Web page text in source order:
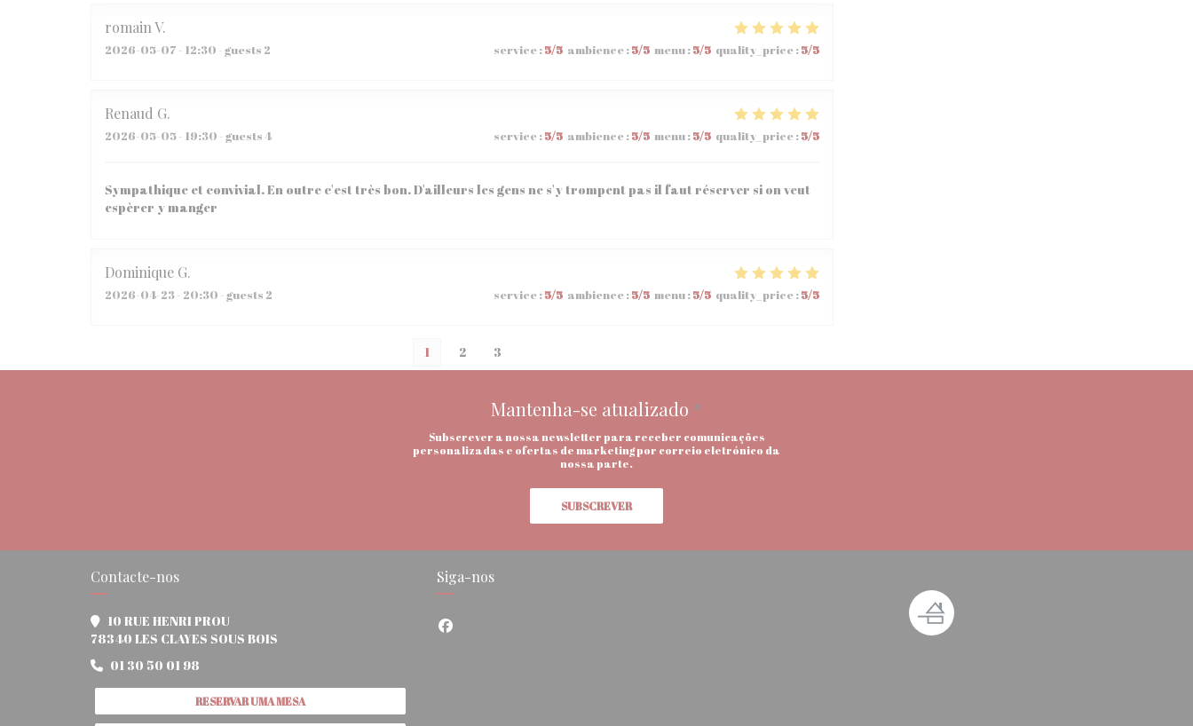
romainV
2026-05-07 - 12:30 - guests 2 service :5/5 ambience :5/5 menu:5/5 quality_price :5/5
Renaud G
2026-05-05- 19:30 - guests 4 service :5/5 ambience :5/5 menu:5/5 quality_price :5/5
Sympathique et convivial. En outre c'est très bon. D'ailleurs les gens ne s'y trompent pas il faut réserver si on veut
espèrer y manger
Dominique G
2026-04-23- 20:30 - guests 2 service :5/5 ambience :5/5 menu:5/5 quality_price :5/5
1 2 3
Mantenha-se atualizado *
Subscrever a nossa newsletter para receber comunicações
personalizadas e ofertas de marketing por correio eletrónico da
nossa parte.
SUBSCREVER
Contacte-nos
10 RUE HENRI PROU
78340 LES CLAYES SOUS BOIS
01 30 50 01 98
RESERVAR UMA MESA
Siga-nos
Facebook ((abre numa nova janela))